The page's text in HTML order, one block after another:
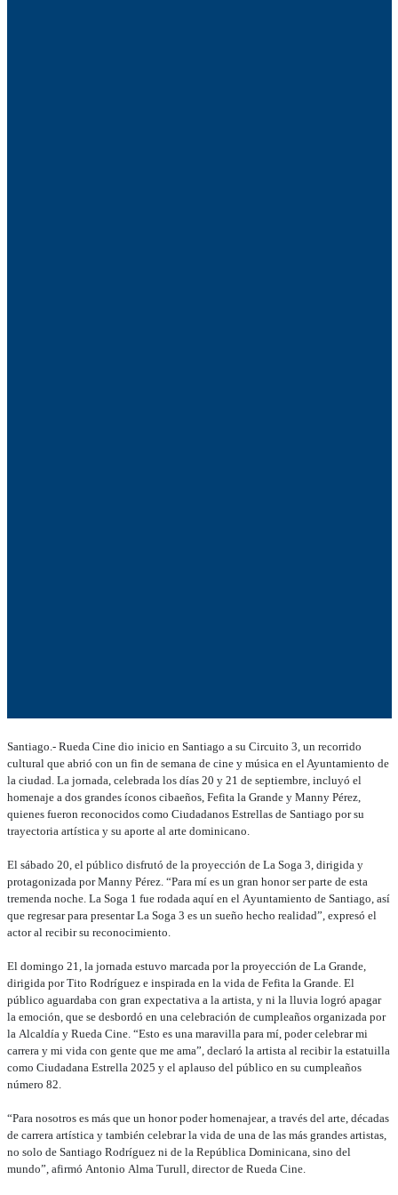
Santiago.- Rueda Cine dio inicio en Santiago a su Circuito 3, un recorrido
cultural que abrió con un fin de semana de cine y música en el Ayuntamiento de
la ciudad. La jornada, celebrada los días 20 y 21 de septiembre, incluyó el
homenaje a dos grandes íconos cibaeños, Fefita la Grande y Manny Pérez,
quienes fueron reconocidos como Ciudadanos Estrellas de Santiago por su
trayectoria artística y su aporte al arte dominicano.
El sábado 20, el público disfrutó de la proyección de La Soga 3, dirigida y
protagonizada por Manny Pérez. “Para mí es un gran honor ser parte de esta
tremenda noche. La Soga 1 fue rodada aquí en el Ayuntamiento de Santiago, así
que regresar para presentar La Soga 3 es un sueño hecho realidad”, expresó el
actor al recibir su reconocimiento.
El domingo 21, la jornada estuvo marcada por la proyección de La Grande,
dirigida por Tito Rodríguez e inspirada en la vida de Fefita la Grande. El
público aguardaba con gran expectativa a la artista, y ni la lluvia logró apagar
la emoción, que se desbordó en una celebración de cumpleaños organizada por
la Alcaldía y Rueda Cine. “Esto es una maravilla para mí, poder celebrar mi
carrera y mi vida con gente que me ama”, declaró la artista al recibir la estatuilla
como Ciudadana Estrella 2025 y el aplauso del público en su cumpleaños
número 82.
“Para nosotros es más que un honor poder homenajear, a través del arte, décadas
de carrera artística y también celebrar la vida de una de las más grandes artistas,
no solo de Santiago Rodríguez ni de la República Dominicana, sino del
mundo”, afirmó Antonio Alma Turull, director de Rueda Cine.